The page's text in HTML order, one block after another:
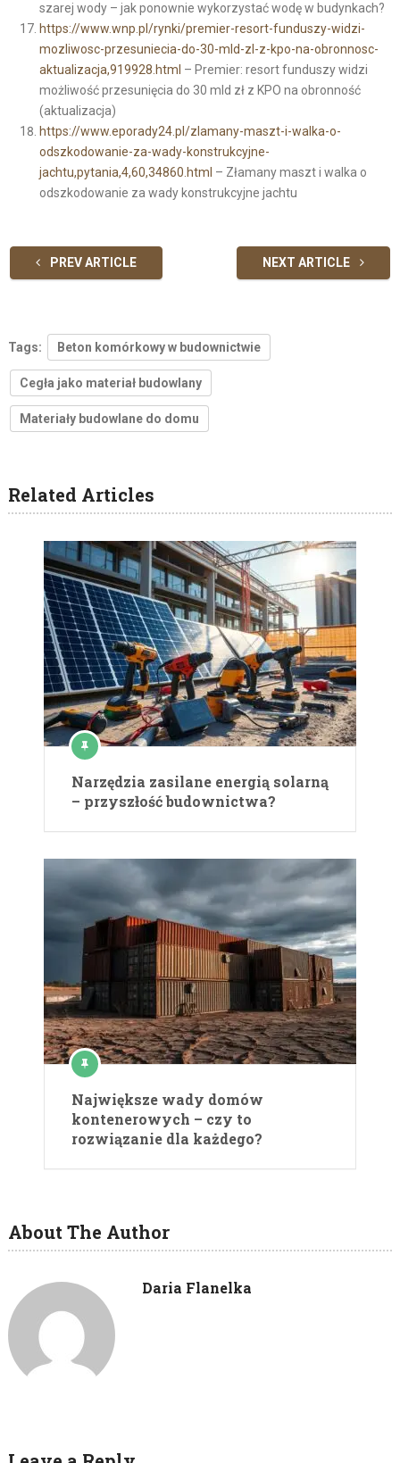
szarej wody – jak ponownie wykorzystać wodę w budynkach?
https://www.wnp.pl/rynki/premier-resort-funduszy-widzi-
mozliwosc-przesuniecia-do-30-mld-zl-z-kpo-na-obronnosc-
aktualizacja,919928.html – Premier: resort funduszy widzi
możliwość przesunięcia do 30 mld zł z KPO na obronność
(aktualizacja)
https://www.eporady24.pl/zlamany-maszt-i-walka-o-
odszkodowanie-za-wady-konstrukcyjne-
jachtu,pytania,4,60,34860.html – Złamany maszt i walka o
odszkodowanie za wady konstrukcyjne jachtu
PREV ARTICLE NEXT ARTICLE
Tags: Beton komórkowy w budownictwie
Cegła jako materiał budowlany
Materiały budowlane do domu
Related Articles
Narzędzia zasilane energią solarną
– przyszłość budownictwa?
Największe wady domów
kontenerowych – czy to
rozwiązanie dla każdego?
About The Author
Daria Flanelka